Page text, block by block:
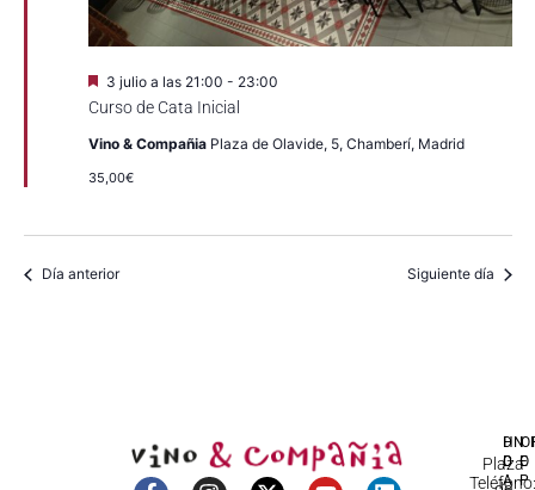
Curso de Cata Inicial
Destacado
3 julio a las 21:00 - 23:00
Vino & Compañia Plaza de Olavide, 5, Chamberí, Madrid
35,00€
Día anterior Siguiente día
Plaza
DE